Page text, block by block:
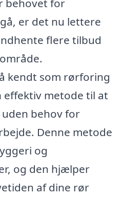
behovet for
er det nu lettere
flere tilbud
kendt som rørforing
effektiv metode til at
behov for
Denne metode
og
og den hjælper
af dine rør